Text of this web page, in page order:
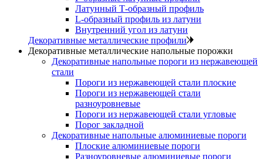
Латунный Т-образный профиль
L-образный профиль из латуни
Внутренний угол из латуни
Декоративные металлические профили
Декоративные металлические напольные порожки
Декоративные напольные пороги из нержавеющей
стали
Пороги из нержавеющей стали плоские
Пороги из нержавеющей стали
разноуровневые
Пороги из нержавеющей стали угловые
Порог закладной
Декоративные напольные алюминиевые пороги
Плоские алюминиевые пороги
Разноуровневые алюминиевые пороги